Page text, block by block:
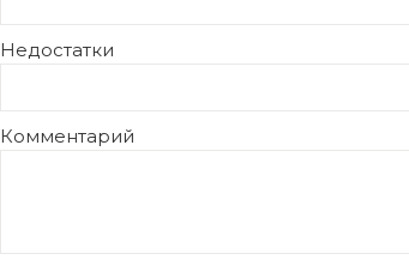
Недостатки
Комментарий